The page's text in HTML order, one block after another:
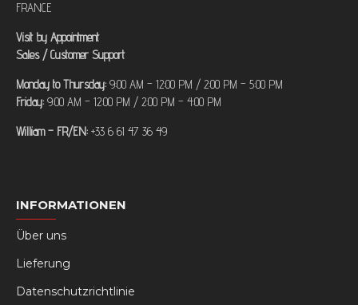
FRANCE
Visit by Appointment
Sales / Customer Support
Monday to Thursday: 9:00 AM – 12:00 PM / 2:00 PM – 5:00 PM
Friday: 9:00 AM – 12:00 PM / 2:00 PM – 4:00 PM
William – FR/EN: +33 6 61 47 36 49
INFORMATIONEN
Über uns
Lieferung
Datenschutzrichtlinie